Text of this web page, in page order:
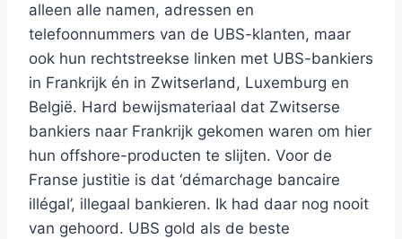
alleen alle namen, adressen en
telefoonnummers van de UBS-klanten, maar
ook hun rechtstreekse linken met UBS-bankiers
in Frankrijk én in Zwitserland, Luxemburg en
België. Hard bewijsmateriaal dat Zwitserse
bankiers naar Frankrijk gekomen waren om hier
hun offshore-producten te slijten. Voor de
Franse justitie is dat ‘démarchage bancaire
illégal’, illegaal bankieren. Ik had daar nog nooit
van gehoord. UBS gold als de beste